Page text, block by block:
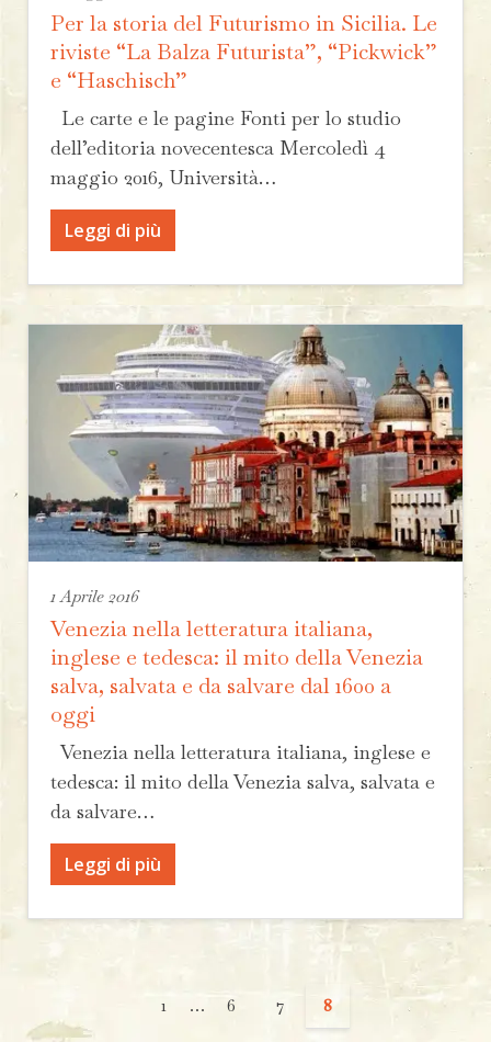
Per la storia del Futurismo in Sicilia. Le
riviste “La Balza Futurista”, “Pickwick”
e “Haschisch”
Le carte e le pagine Fonti per lo studio
dell’editoria novecentesca Mercoledì 4
maggio 2016, Università…
Leggi di più
1 Aprile 2016
Venezia nella letteratura italiana,
inglese e tedesca: il mito della Venezia
salva, salvata e da salvare dal 1600 a
oggi
Venezia nella letteratura italiana, inglese e
tedesca: il mito della Venezia salva, salvata e
da salvare…
Leggi di più
1 … 6 7 8